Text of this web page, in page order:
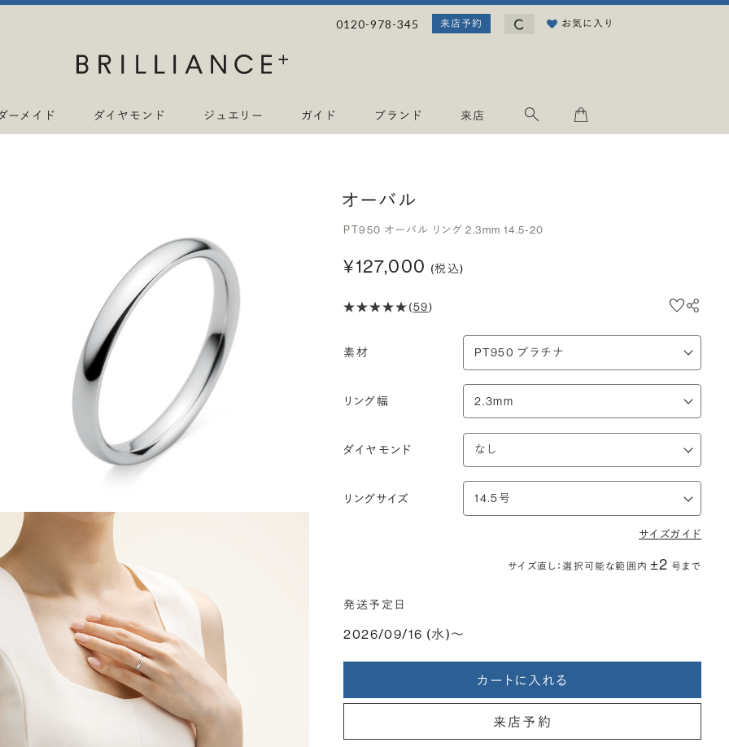
0120-978-345 来店予約 読み込み中...お気に入り
ーメイド ダイヤモンド ジュエリー ガイド ブランド 来店
オーバル
PT950 オーバル リング 2.3mm 14.5-20
¥127,000 (税込)
(59)
素材
リング幅
ダイヤモンド
リングサイズ
サイズガイド
サイズ直し：選択可能な範囲内 ±2 号まで
発送予定日
2026/09/16 (水)〜
カートに入れる
来店予約